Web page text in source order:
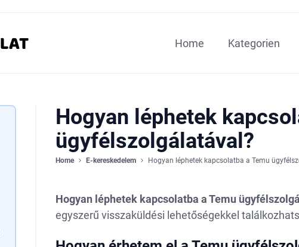
Home Kategorien
Hogyan léphetek
ügyfélszolgálatával?
Home E-kereskedelem Hogyan léphetek kapcsolatba a Temu
Hogyan léphetek kapcsolatba a Temu
egyszerű visszaküldési lehetőségekkel